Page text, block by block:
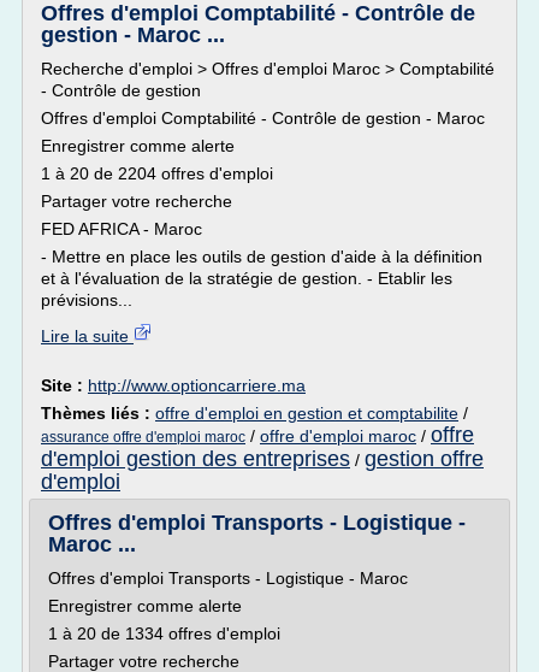
Offres d'emploi Comptabilité - Contrôle de
gestion - Maroc ...
Recherche d'emploi > Offres d'emploi Maroc > Comptabilité
- Contrôle de gestion
Offres d'emploi Comptabilité - Contrôle de gestion - Maroc
Enregistrer comme alerte
1 à 20 de 2204 offres d'emploi
Partager votre recherche
FED AFRICA - Maroc
- Mettre en place les outils de gestion d'aide à la définition
et à l'évaluation de la stratégie de gestion. - Etablir les
prévisions...
Lire la suite
Site : http://www.optioncarriere.ma
Thèmes liés : offre d'emploi en gestion et comptabilite /
assurance offre d'emploi maroc / offre d'emploi maroc / offre
d'emploi gestion des entreprises / gestion offre
d'emploi
Offres d'emploi Transports - Logistique -
Maroc ...
Offres d'emploi Transports - Logistique - Maroc
Enregistrer comme alerte
1 à 20 de 1334 offres d'emploi
Partager votre recherche